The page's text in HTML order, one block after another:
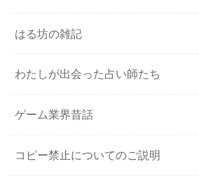
はる坊の雑記
わたしが出会った占い師たち
ゲーム業界昔話
コピー禁止についてのご説明